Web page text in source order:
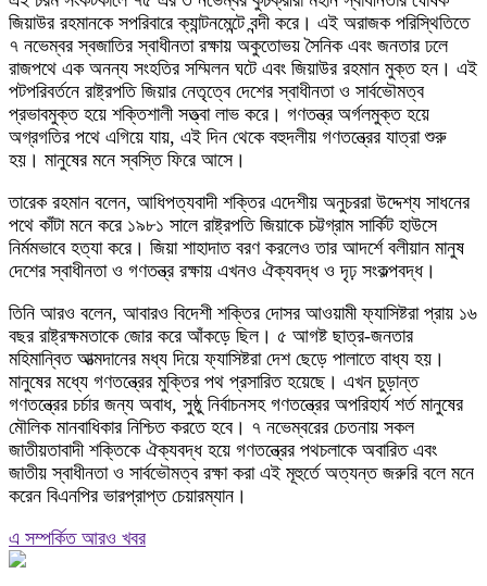
জিয়াউর রহমানকে সপরিবারে ক্যান্টনমেন্টে বন্দী করে। এই অরাজক পরিস্থিতিতে
৭ নভেম্বর স্বজাতির স্বাধীনতা রক্ষায় অকুতোভয় সৈনিক এবং জনতার ঢলে
রাজপথে এক অনন্য সংহতির সম্মিলন ঘটে এবং জিয়াউর রহমান মুক্ত হন। এই
পটপরিবর্তনে রাষ্ট্রপতি জিয়ার নেতৃত্বে দেশের স্বাধীনতা ও সার্বভৌমত্ব
প্রভাবমুক্ত হয়ে শক্তিশালী সত্ত্বা লাভ করে। গণতন্ত্র অর্গলমুক্ত হয়ে
অগ্রগতির পথে এগিয়ে যায়, এই দিন থেকে বহুদলীয় গণতন্ত্রের যাত্রা শুরু
হয়। মানুষের মনে স্বস্তি ফিরে আসে।
তারেক রহমান বলেন, আধিপত্যবাদী শক্তির এদেশীয় অনুচররা উদ্দেশ্য সাধনের
পথে কাঁটা মনে করে ১৯৮১ সালে রাষ্ট্রপতি জিয়াকে চট্টগ্রাম সার্কিট হাউসে
নির্মমভাবে হত্যা করে। জিয়া শাহাদাত বরণ করলেও তার আদর্শে বলীয়ান মানুষ
দেশের স্বাধীনতা ও গণতন্ত্র রক্ষায় এখনও ঐক্যবদ্ধ ও দৃঢ় সংকল্পবদ্ধ।
তিনি আরও বলেন, আবারও বিদেশী শক্তির দোসর আওয়ামী ফ্যাসিষ্টরা প্রায় ১৬
বছর রাষ্ট্রক্ষমতাকে জোর করে আঁকড়ে ছিল। ৫ আগষ্ট ছাত্র-জনতার
মহিমান্বিত আত্মদানের মধ্য দিয়ে ফ্যাসিষ্টরা দেশ ছেড়ে পালাতে বাধ্য হয়।
মানুষের মধ্যে গণতন্ত্রের মুক্তির পথ প্রসারিত হয়েছে। এখন চুড়ান্ত
গণতন্ত্রের চর্চার জন্য অবাধ, সুষ্ঠু নির্বাচনসহ গণতন্ত্রের অপরিহার্য শর্ত মানুষের
মৌলিক মানবাধিকার নিশ্চিত করতে হবে। ৭ নভেম্বরের চেতনায় সকল
জাতীয়তাবাদী শক্তিকে ঐক্যবদ্ধ হয়ে গণতন্ত্রের পথচলাকে অবারিত এবং
জাতীয় স্বাধীনতা ও সার্বভৌমত্ব রক্ষা করা এই মূহুর্তে অত্যন্ত জরুরি বলে মনে
করেন বিএনপির ভারপ্রাপ্ত চেয়ারম্যান।
এ সম্পর্কিত আরও খবর